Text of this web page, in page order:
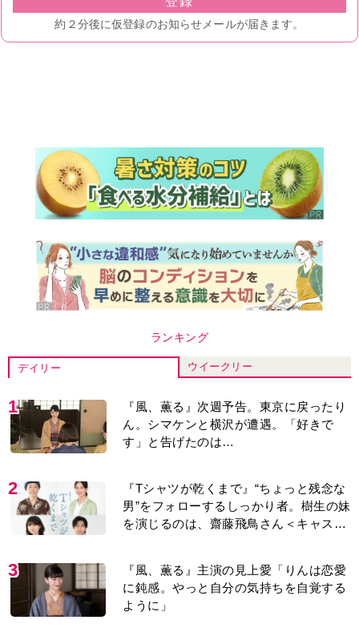
ランキング
デイリー ウイークリー
1
『風、薫る』次週予告。東京に戻ったり
ん。シマケンと横沢が遭遇。「好きで
す」と告げたのは…
2
『Tシャツが乾くまで』“ちょっと残念な
男”をフォローするしっかり者。樹生の妹
を演じるのは、齋藤飛鳥さん＜キャスト
3
『風、薫る』主演の見上愛「りんは恋愛
に鈍感。やっと自分の気持ちを自覚する
ように」